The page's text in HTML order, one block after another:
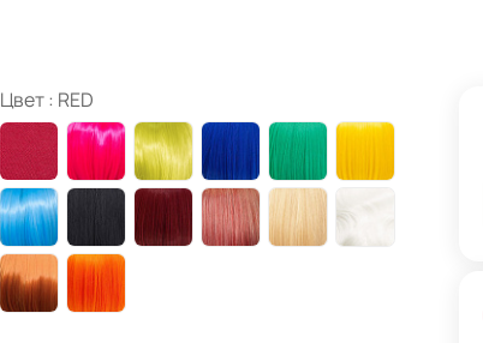
Цвет : RED